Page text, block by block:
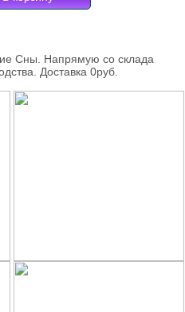
Сны. Напрямую со склада
Доставка 0руб.